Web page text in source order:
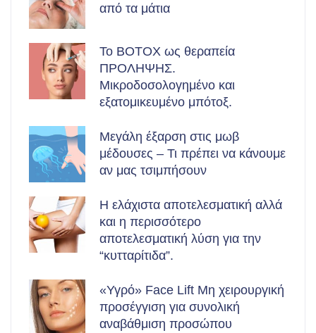
από τα μάτια
Το BOTOX ως θεραπεία
ΠΡΟΛΗΨΗΣ.
Μικροδοσολογημένο και
εξατομικευμένο μπότοξ.
Μεγάλη έξαρση στις μωβ
μέδουσες – Τι πρέπει να κάνουμε
αν μας τσιμπήσουν
Η ελάχιστα αποτελεσματική αλλά
και η περισσότερο
αποτελεσματική λύση για την
“κυτταρίτιδα”.
«Υγρό» Face Lift Μη χειρουργική
προσέγγιση για συνολική
αναβάθμιση προσώπου